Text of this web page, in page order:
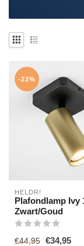
-22%
HELDR!
Plafondlamp Ivy
Zwart/Goud
€44,95 €34,95